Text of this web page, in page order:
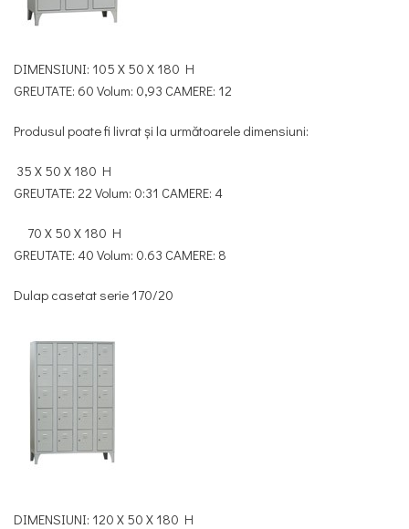
DIMENSIUNI: 105 X 50 X 180 H
GREUTATE: 60 Volum: 0,93 CAMERE: 12
Produsul poate fi livrat și la următoarele dimensiuni:
35 X 50 X 180 H
GREUTATE: 22 Volum: 0:31 CAMERE: 4
70 X 50 X 180 H
GREUTATE: 40 Volum: 0.63 CAMERE: 8
Dulap casetat serie 170/20
DIMENSIUNI: 120 X 50 X 180 H